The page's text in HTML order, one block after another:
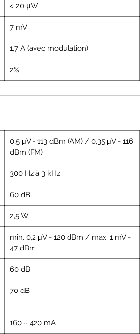
< 20 μW
7 mV
1,7 A (avec modulation)
2%
0,5 μV - 113 dBm (AM) / 0,35 μV - 116
dBm (FM)
300 Hz à 3 kHz
60 dB
2,5 W
min. 0,2 μV - 120 dBm / max. 1 mV -
47 dBm
60 dB
70 dB
160 ~ 420 mA